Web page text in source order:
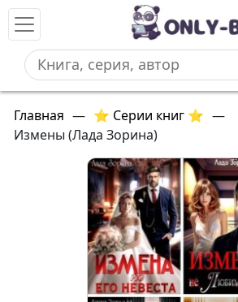
Главная — ⭐ Серии книг ⭐ —
Измены (Лада Зорина)